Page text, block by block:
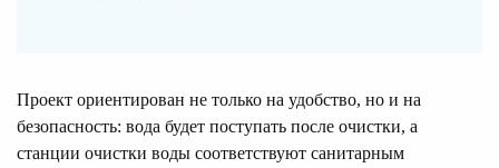
Проект ориентирован не только на удобство, но и на
безопасность: вода будет поступать после очистки, а
станции очистки воды соответствуют санитарным